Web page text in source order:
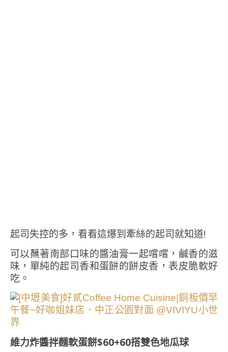
起司失控的多，看看這爆到牽絲的起司就知道!
可以蘸著南部口味的醬油膏一起嚐嚐，鹹香的滋
味，單純的起司香和蛋餅的餅皮香，表皮脆軟好
吃。
維力炸醬拌麵軟蛋餅$60+60搭雙色地瓜球